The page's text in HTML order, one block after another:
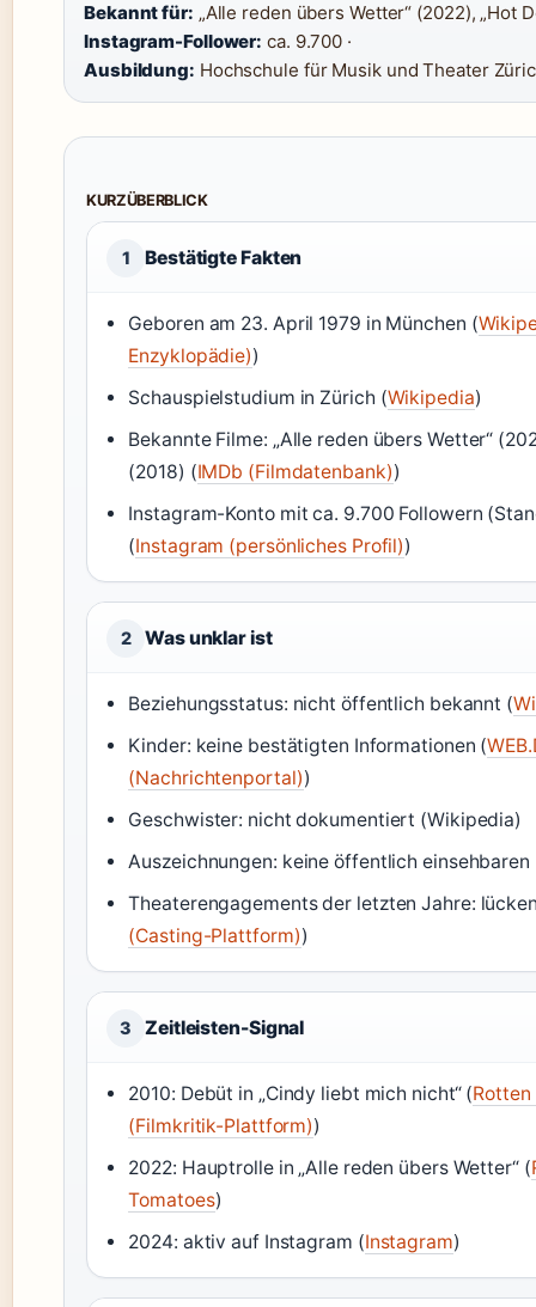
Bekannt für: „Alle reden übers Wetter“ (2022), „Hot
Instagram-Follower: ca. 9.700 ·
Ausbildung: Hochschule für Musik und Theater
KURZÜBERBLICK
1 Bestätigte Fakten
Geboren am 23. April 1979 in München (
Enzyklopädie))
Schauspielstudium in Zürich (Wikipedia)
Bekannte Filme: „Alle reden übers Wetter“
(2018) (IMDb (Filmdatenbank))
Instagram-Konto mit ca. 9.700 Followern
(Instagram (persönliches Profil))
2 Was unklar ist
Beziehungsstatus: nicht öffentlich bekannt (
Kinder: keine bestätigten Informationen (
(Nachrichtenportal))
Geschwister: nicht dokumentiert (Wikipedia)
Auszeichnungen: keine öffentlich
Theaterengagements der letzten Jahre:
(Casting-Plattform))
3 Zeitleisten-Signal
2010: Debüt in „Cindy liebt mich nicht“ (Rotten
(Filmkritik-Plattform))
2022: Hauptrolle in „Alle reden übers Wetter“ (
Tomatoes)
2024: aktiv auf Instagram (Instagram)